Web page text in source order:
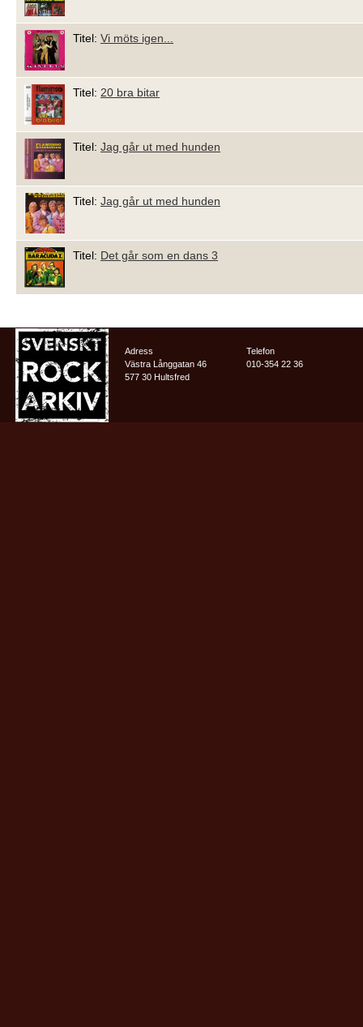
Titel: Vi möts igen...
Titel: 20 bra bitar
Titel: Jag går ut med hunden
Titel: Jag går ut med hunden
Titel: Det går som en dans 3
Adress
Västra Långgatan 46
577 30 Hultsfred
Telefon
010-354 22 36